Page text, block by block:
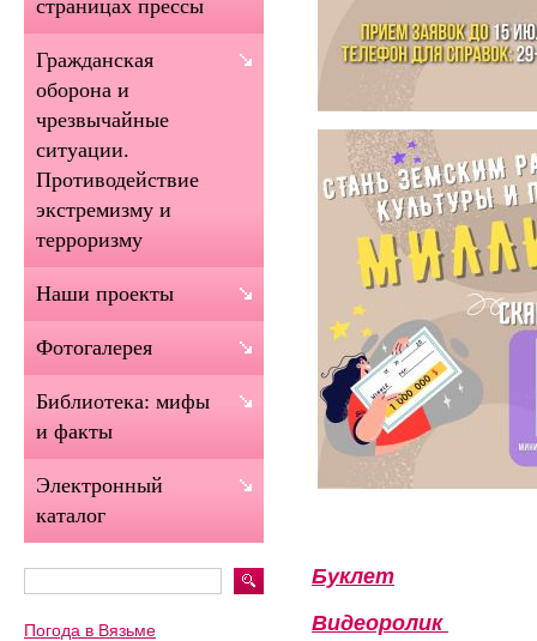
Буклет
Видеоролик
страницах прессы
Гражданская
оборона и
чрезвычайные
ситуации.
Противодействие
экстремизму и
терроризму
Наши проекты
Фотогалерея
Библиотека: мифы
и факты
Электронный
каталог
Погода в Вязьме